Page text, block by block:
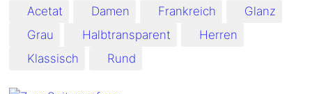
Schlagworte:
Acetat Damen Frankreich
Glanz
Grau
Halbtransparent
Herren
Klassisch
Rund